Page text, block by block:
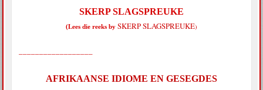
SKERP SLAGSPREUKE
(Lees die reeks by SKERP SLAGSPREUKE)
AFRIKAANSE IDIOME EN GESEGDES